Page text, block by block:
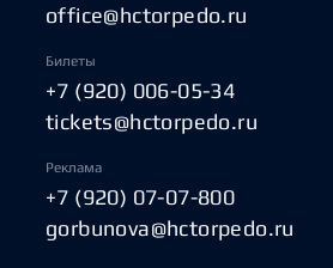
office@hctorpedo.ru
Билеты
+7 (920) 006-05-34
tickets@hctorpedo.ru
Реклама
+7 (920) 07-07-800
gorbunova@hctorpedo.ru